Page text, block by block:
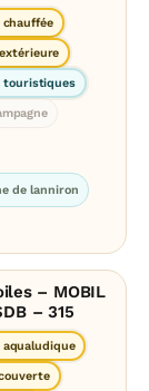
chauffée
touristiques
de lanniron
– MOBIL
– 315
aqualudique